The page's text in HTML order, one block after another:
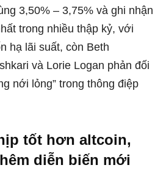
3,50% – 3,75% và ghi nhận
trong nhiều thập kỷ, với
hạ lãi suất, còn Beth
và Lorie Logan phản đối
nới lỏng” trong thông điệp
tốt hơn altcoin,
diễn biến mới